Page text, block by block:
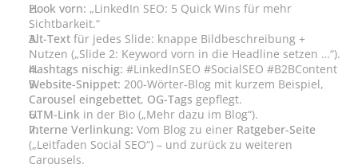
Hook vorn: „LinkedIn SEO: 5 Quick Wins für mehr
Sichtbarkeit.“
Alt-Text für jedes Slide: knappe Bildbeschreibung +
Nutzen („Slide 2: Keyword vorn in die Headline setzen …“).
Hashtags nischig: #LinkedInSEO #SocialSEO #B2BContent
Website-Snippet:
Carousel eingebettet, OG-Tags gepflegt.
UTM-Link in der Bio („Mehr dazu im Blog“).
Interne Verlinkung: Vom Blog zu einer Ratgeber-Seite
(„Leitfaden Social SEO“) – und zurück zu weiteren
Carousels.